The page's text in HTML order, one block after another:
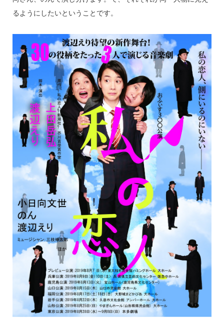
るようにしたいということです。